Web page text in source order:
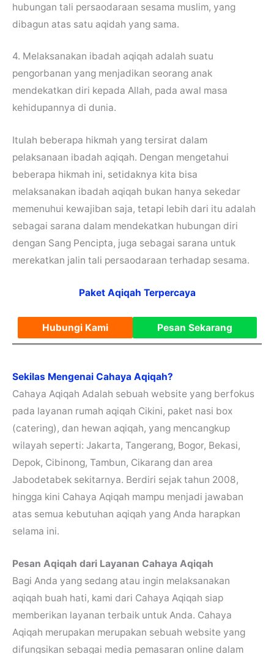
hubungan tali persaodaraan sesama muslim, yang
dibagun atas satu aqidah yang sama.
4. Melaksanakan ibadah aqiqah adalah suatu
pengorbanan yang menjadikan seorang anak
mendekatkan diri kepada Allah, pada awal masa
kehidupannya di dunia.
Itulah beberapa hikmah yang tersirat dalam
pelaksanaan ibadah aqiqah. Dengan mengetahui
beberapa hikmah ini, setidaknya kita bisa
melaksanakan ibadah aqiqah bukan hanya sekedar
memenuhui kewajiban saja, tetapi lebih dari itu adalah
sebagai sarana dalam mendekatkan hubungan diri
dengan Sang Pencipta, juga sebagai sarana untuk
merekatkan jalin tali persaodaraan terhadap sesama.
Paket Aqiqah Terpercaya
Hubungi Kami Pesan Sekarang
Sekilas Mengenai Cahaya Aqiqah?
Cahaya Aqiqah Adalah sebuah website yang berfokus
pada layanan rumah aqiqah Cikini, paket nasi box
(catering), dan hewan aqiqah, yang mencangkup
wilayah seperti: Jakarta, Tangerang, Bogor, Bekasi,
Depok, Cibinong, Tambun, Cikarang dan area
Jabodetabek sekitarnya. Berdiri sejak tahun 2008,
hingga kini Cahaya Aqiqah mampu menjadi jawaban
atas semua kebutuhan aqiqah yang Anda harapkan
selama ini.
Pesan Aqiqah dari Layanan Cahaya Aqiqah
Bagi Anda yang sedang atau ingin melaksanakan
aqiqah buah hati, kami dari Cahaya Aqiqah siap
memberikan layanan terbaik untuk Anda. Cahaya
Aqiqah merupakan merupakan sebuah website yang
difungsikan sebagai media pemasaran online dalam